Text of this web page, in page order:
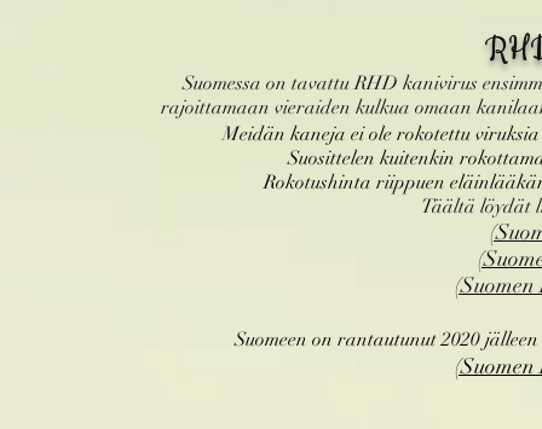
Suomessa on tavattu RHD kanivirus
rajoittamaan vieraiden kulkua omaan
Meidän kaneja ei ole rokotettu
Suosittelen kuitenkin
Rokotushinta riippuen
Täältä löydät
Suomeen on rantautunut 2020